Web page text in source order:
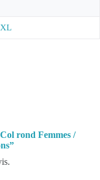
rond Femmes /